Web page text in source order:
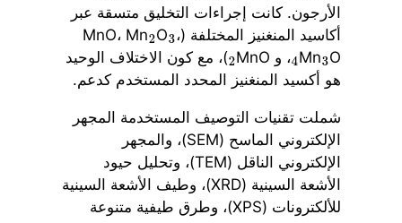
الأرجون. كانت إجراءات التخليق متسقة عبر
أكاسيد المنغنيز المختلفة (MnO، Mn
2O3،
Mn3O
4، و MnO 2)، مع كون الاختلاف الوحيد
هو أكسيد المنغنيز المحدد المستخدم كدعم.
شملت تقنيات التوصيف المستخدمة المجهر
الإلكتروني الماسح (SEM)، والمجهر
الإلكتروني الناقل (TEM)، وتحليل حيود
الأشعة السينية (XRD)، وطيف الأشعة السينية
للألكترونات (XPS)، وطرق طيفية متنوعة